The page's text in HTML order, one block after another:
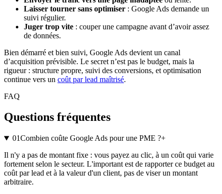
Laisser tourner sans optimiser : Google Ads demande un
suivi régulier.
Juger trop vite : couper une campagne avant d’avoir assez
de données.
Bien démarré et bien suivi, Google Ads devient un canal
d’acquisition prévisible. Le secret n’est pas le budget, mais la
rigueur : structure propre, suivi des conversions, et optimisation
continue vers un coût par lead maîtrisé.
FAQ
Questions fréquentes
01Combien coûte Google Ads pour une PME ?+
Il n'y a pas de montant fixe : vous payez au clic, à un coût qui varie
fortement selon le secteur. L'important est de rapporter ce budget au
coût par lead et à la valeur d'un client, pas de viser un montant
arbitraire.